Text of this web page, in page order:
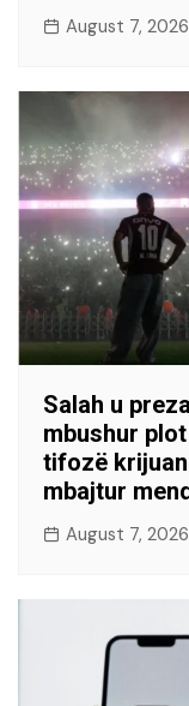
August 7, 2026
Salah u
mbushur
tifozë
mbajtur
August 7, 2026